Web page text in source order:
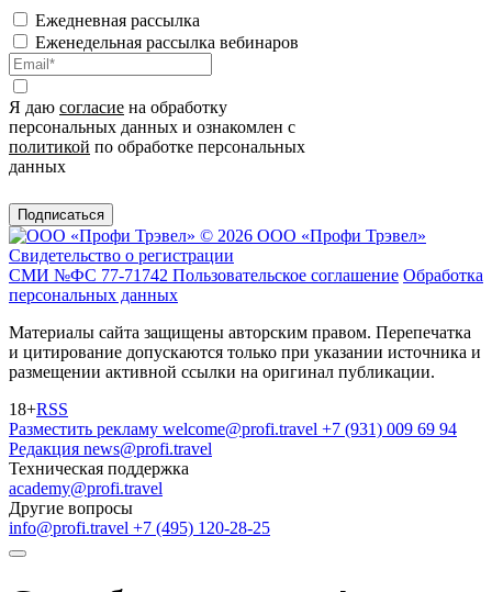
Ежедневная рассылка
Еженедельная рассылка вебинаров
Я даю согласие на обработку
персональных данных и ознакомлен с
политикой по обработке персональных
данных
Подписаться
© 2026 ООО «Профи Трэвeл»
Свидетельство о регистрации
СМИ №ФС 77-71742 Пользовательское соглашение Обработка
персональных данных
Материалы сайта защищены авторским правом. Перепечатка
и цитирование допускаются только при указании источника и
размещении активной ссылки на оригинал публикации.
18+RSS
Разместить рекламу welcome@profi.travel +7 (931) 009 69 94
Редакция news@profi.travel
Техническая поддержка
academy@profi.travel
Другие вопросы
info@profi.travel +7 (495) 120-28-25